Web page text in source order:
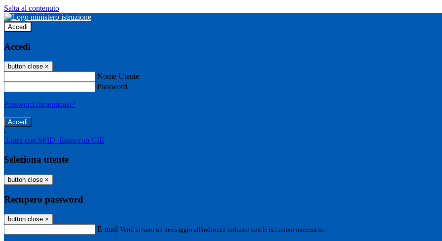
Salta al contenuto
Accedi
Accedi
button close ×
Nome Utente
Password
Password dimenticata?
-
Entra con SPID Entra con CIE
Seleziona utente
button close ×
Recupero password
button close ×
E-mail Verrà inviato un messaggio all'indirizzo indicato con le istruzioni necessarie.